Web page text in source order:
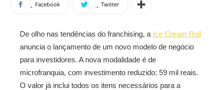
Facebook Twitter
De olho nas tendências do franchising, a Ice Cream Roll
anuncia o lançamento de um novo modelo de negócio
para investidores. A nova modalidade é de
microfranquia, com investimento reduzido: 59 mil reais.
O valor já inclui todos os itens necessários para a